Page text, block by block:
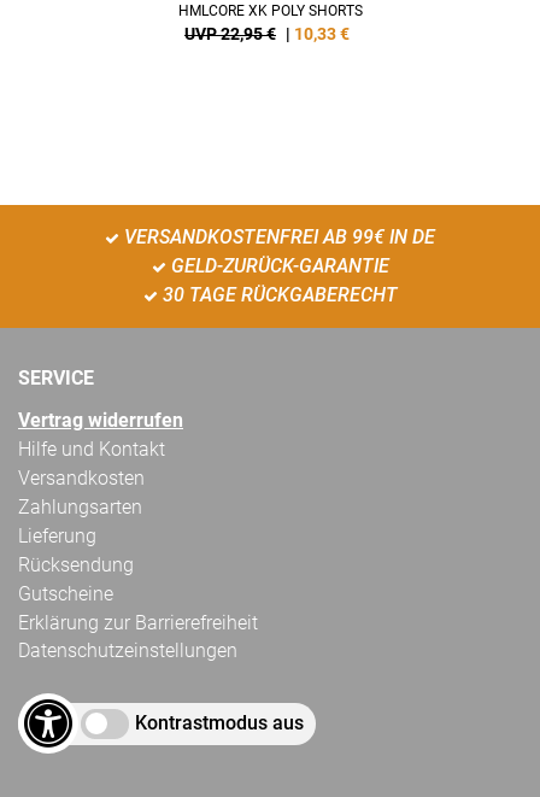
HMLCORE XK POLY SHORTS
UVP 22,95 € | 10,33€
VERSANDKOSTENFREI AB 99€ IN DE
GELD-ZURÜCK-GARANTIE
30 TAGE RÜCKGABERECHT
SERVICE
Vertrag widerrufen
Hilfe und Kontakt
Versandkosten
Zahlungsarten
Lieferung
Rücksendung
Gutscheine
Erklärung zur Barrierefreiheit
Datenschutzeinstellungen
Kontrastmodus aus